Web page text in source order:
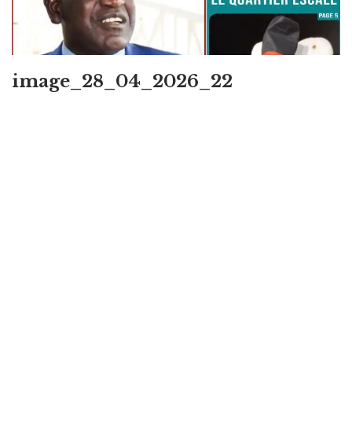
image_28_04_2026_22